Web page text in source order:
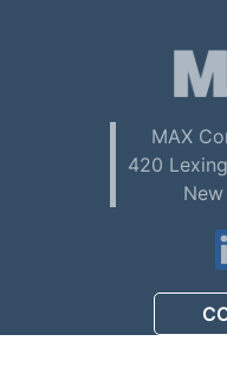
MAX
420